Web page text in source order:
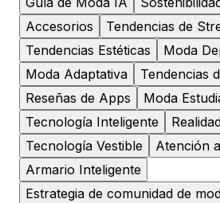
Accesorios
Tendencias de
Tendencias Estéticas
Moda
Moda Adaptativa
Tendencias
Reseñas de Apps
Moda
Tecnología Inteligente
Tecnología Vestible
Atención
Armario Inteligente
Estrategia de comunidad de